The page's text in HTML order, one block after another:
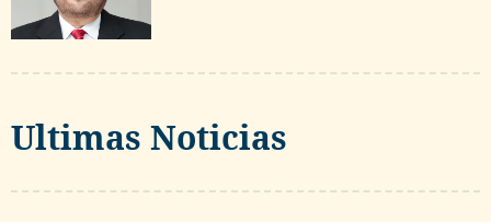
Ultimas Noticias